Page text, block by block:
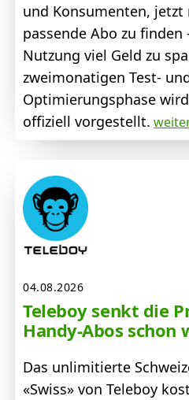
und Konsumenten, jetzt
passende Abo zu finden
Nutzung viel Geld zu
zweimonatigen Test-
Optimierungsphase
offiziell vorgestellt.
04.08.2026
Teleboy senkt die
Handy-Abos schon
Das unlimitierte
«Swiss» von Teleboy